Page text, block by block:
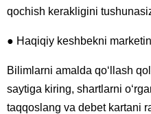
qochish kerakligini
● Haqiqiy keshbekni
Bilimlarni amalda qo‘llash
saytiga kiring, shartlarni
taqqoslang va debet kartani